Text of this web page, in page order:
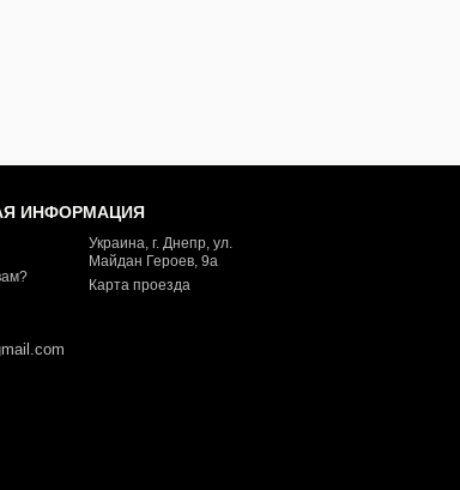
ИНФОРМАЦИЯ
Украина, г. Днепр, ул.
Майдан Героев, 9а
Карта проезда